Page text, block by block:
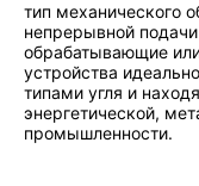
тип механического
непрерывной
обрабатывающие
устройства
типами угля и
энергетической,
промышленности.